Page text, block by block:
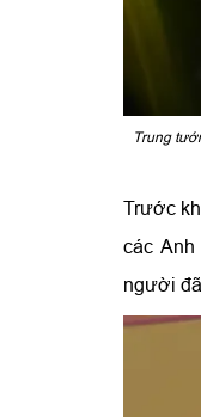
Trung
Trước
các
người